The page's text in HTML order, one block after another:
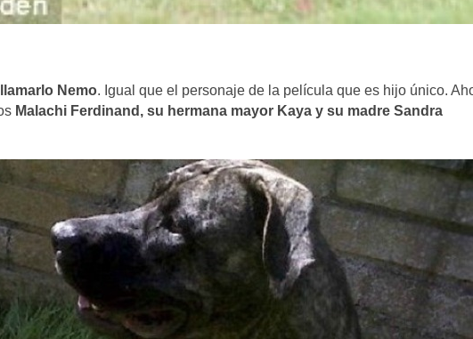
Nemo. Igual que el personaje de la película que es hijo único.
Malachi Ferdinand, su hermana mayor Kaya y su madre Sandra